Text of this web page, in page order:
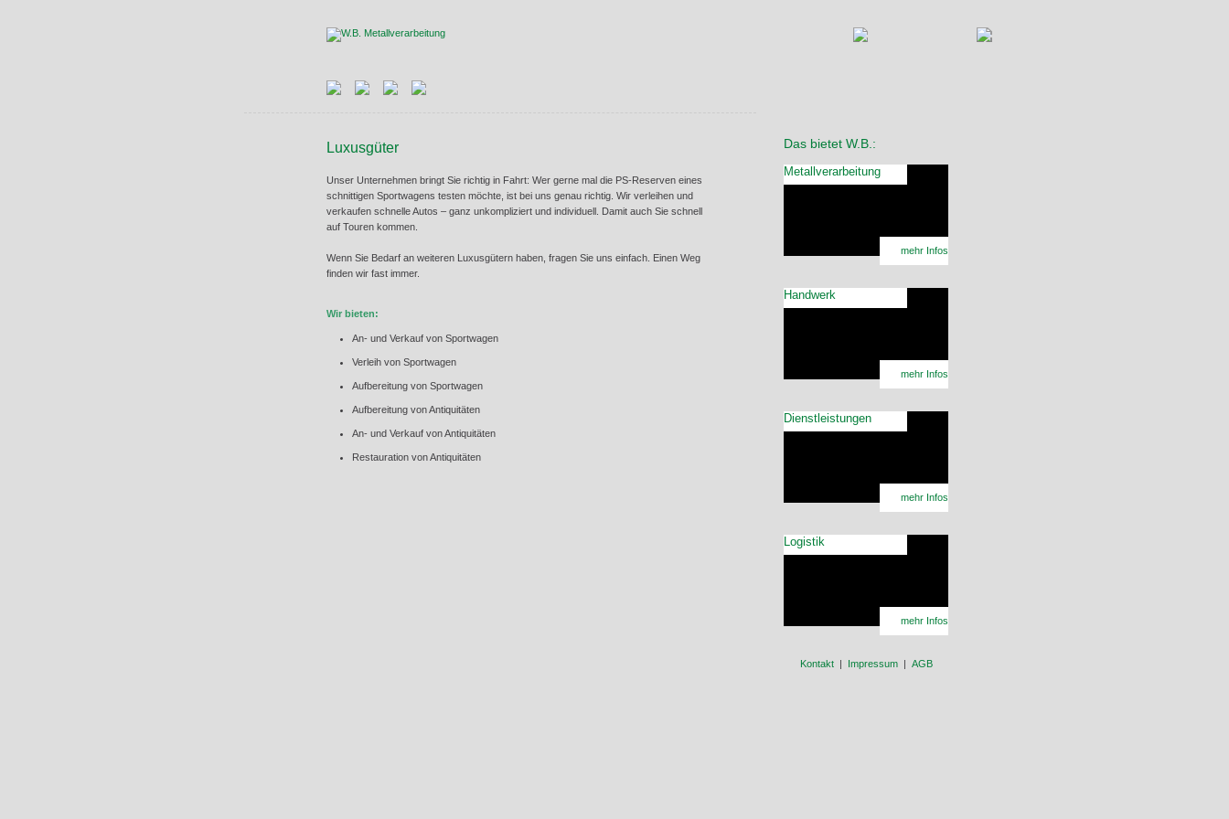
Luxusgüter
Unser Unternehmen bringt Sie richtig in Fahrt: Wer gerne mal die PS-Reserven eines
schnittigen Sportwagens testen möchte, ist bei uns genau richtig. Wir verleihen und
verkaufen schnelle Autos – ganz unkompliziert und individuell. Damit auch Sie schnell
auf Touren kommen.
Wenn Sie Bedarf an weiteren Luxusgütern haben, fragen Sie uns einfach. Einen Weg
finden wir fast immer.
Wir bieten:
An- und Verkauf von Sportwagen
Verleih von Sportwagen
Aufbereitung von Sportwagen
Aufbereitung von Antiquitäten
An- und Verkauf von Antiquitäten
Restauration von Antiquitäten
Das bietet W.B.:
Metallverarbeitung
mehr Infos
Handwerk
mehr Infos
Dienstleistungen
mehr Infos
Logistik
mehr Infos
Kontakt| Impressum| AGB